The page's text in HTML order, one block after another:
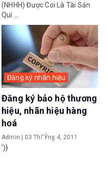
(NHHH) Được Coi Là Tài Sản
Quí ...
Đăng ký nhãn hiệu
Đăng ký bảo hộ thương
hiệu, nhãn hiệu hàng
hoá
Admin | 03 ThГЎng 4, 2011
')}